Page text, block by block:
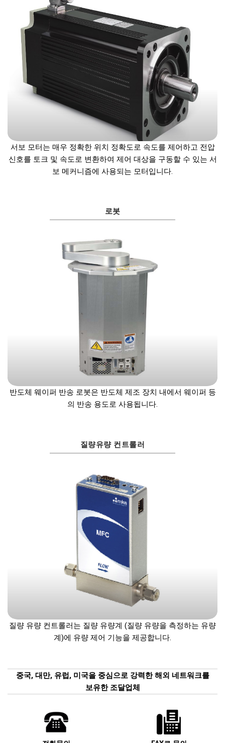
서보 모터는 매우 정확한 위치 정확도로 속도를 제어하고 전압
신호를 토크 및 속도로 변환하여 제어 대상을 구동할 수 있는 서
보 메커니즘에 사용되는 모터입니다.
로봇
반도체 웨이퍼 반송 로봇은 반도체 제조 장치 내에서 웨이퍼 등
의 반송 용도로 사용됩니다.
질량유량 컨트롤러
질량 유량 컨트롤러는 질량 유량계 (질량 유량을 측정하는 유량
계)에 유량 제어 기능을 제공합니다.
중국, 대만, 유럽, 미국을 중심으로 강력한 해외 네트워크를
보유한 조달업체